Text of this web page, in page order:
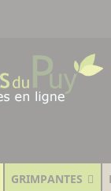
GRIMPANTES